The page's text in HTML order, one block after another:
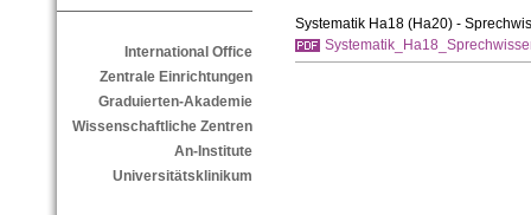
International Office
Zentrale Einrichtungen
Graduierten-Akademie
Wissenschaftliche Zentren
An-Institute
Universitätsklinikum
Systematik Ha18 (Ha20) -